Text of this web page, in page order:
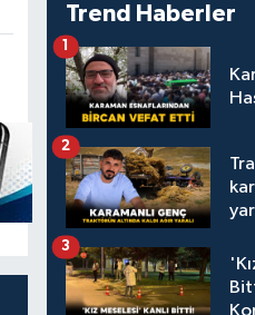
Trend Haberler
1
2
3